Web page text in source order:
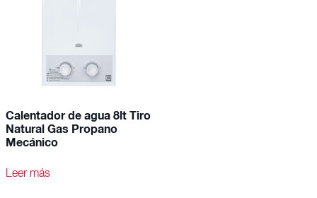
Calentador de agua 8lt Tiro
Natural Gas Propano
Mecánico
Leer más